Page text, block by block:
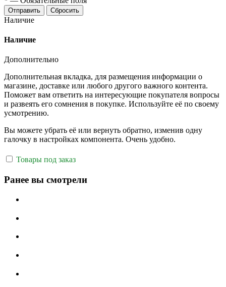
Отправить Сбросить
Наличие
Наличие
Дополнительно
Дополнительная вкладка, для размещения информации о
магазине, доставке или любого другого важного контента.
Поможет вам ответить на интересующие покупателя вопросы
и развеять его сомнения в покупке. Используйте её по своему
усмотрению.
Вы можете убрать её или вернуть обратно, изменив одну
галочку в настройках компонента. Очень удобно.
Товары под заказ
Ранее вы смотрели